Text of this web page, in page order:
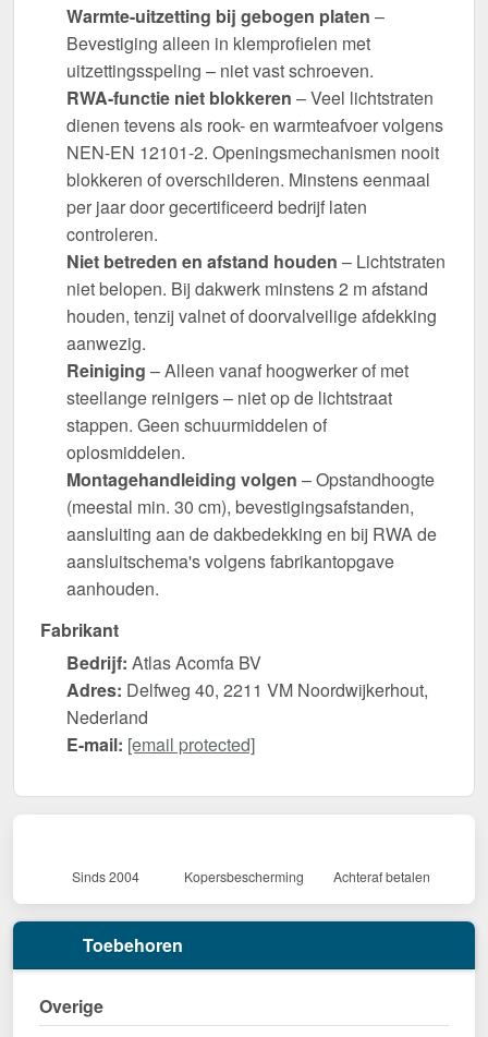
Warmte-uitzetting bij gebogen platen –
Bevestiging alleen in klemprofielen met
uitzettingsspeling – niet vast schroeven.
RWA-functie niet blokkeren – Veel lichtstraten
dienen tevens als rook- en warmteafvoer volgens
NEN-EN 12101-2. Openingsmechanismen nooit
blokkeren of overschilderen. Minstens eenmaal
per jaar door gecertificeerd bedrijf laten
controleren.
Niet betreden en afstand houden – Lichtstraten
niet belopen. Bij dakwerk minstens 2 m afstand
houden, tenzij valnet of doorvalveilige afdekking
aanwezig.
Reiniging – Alleen vanaf hoogwerker of met
steellange reinigers – niet op de lichtstraat
stappen. Geen schuurmiddelen of
oplosmiddelen.
Montagehandleiding volgen – Opstandhoogte
(meestal min. 30 cm), bevestigingsafstanden,
aansluiting aan de dakbedekking en bij RWA de
aansluitschema's volgens fabrikantopgave
aanhouden.
Fabrikant
Bedrijf: Atlas Acomfa BV
Adres: Delfweg 40, 2211 VM Noordwijkerhout,
Nederland
E-mail: [email protected]
Sinds 2004 Kopersbescherming Achteraf betalen
Toebehoren
Overige